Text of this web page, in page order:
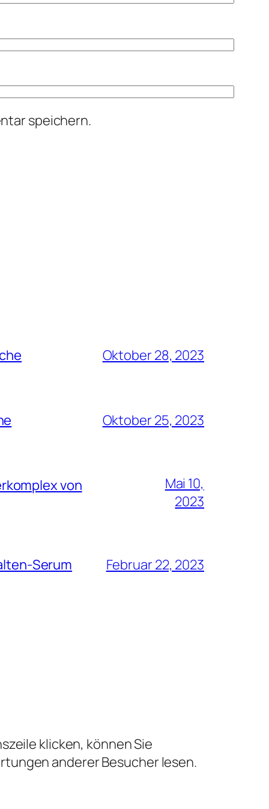
speichern.
Oktober 28, 2023
Oktober 25, 2023
von
Mai 10,
2023
Serum Februar 22, 2023
klicken, können Sie
anderer Besucher lesen.